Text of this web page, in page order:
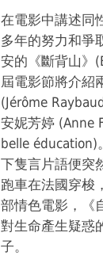
在電影中講述同
多年的努力和爭
安的《斷背山》
屆電影節將介紹
(Jérôme
安妮芳婷 (Anne
belle éducation)
下隻言片語便突
跑車在法國穿梭
部情色電影，《
對生命產生疑惑
子。